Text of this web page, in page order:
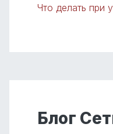
Что делать при
Блог